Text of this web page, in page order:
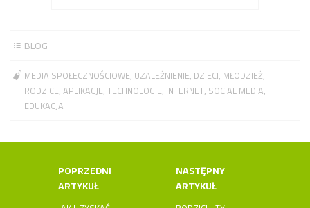
BLOG
MEDIA SPOŁECZNOŚCIOWE UZALEŻNIENIE DZIECI MŁODZIEŻ
RODZICE APLIKACJE TECHNOLOGIE INTERNET SOCIAL MEDIA
EDUKACJA
POPRZEDNI
ARTYKUŁ
NASTĘPNY
ARTYKUŁ